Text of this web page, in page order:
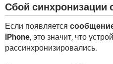
Сбой синхронизации
Если появляется
iPhone, это значит, что
рассинхронизировались.